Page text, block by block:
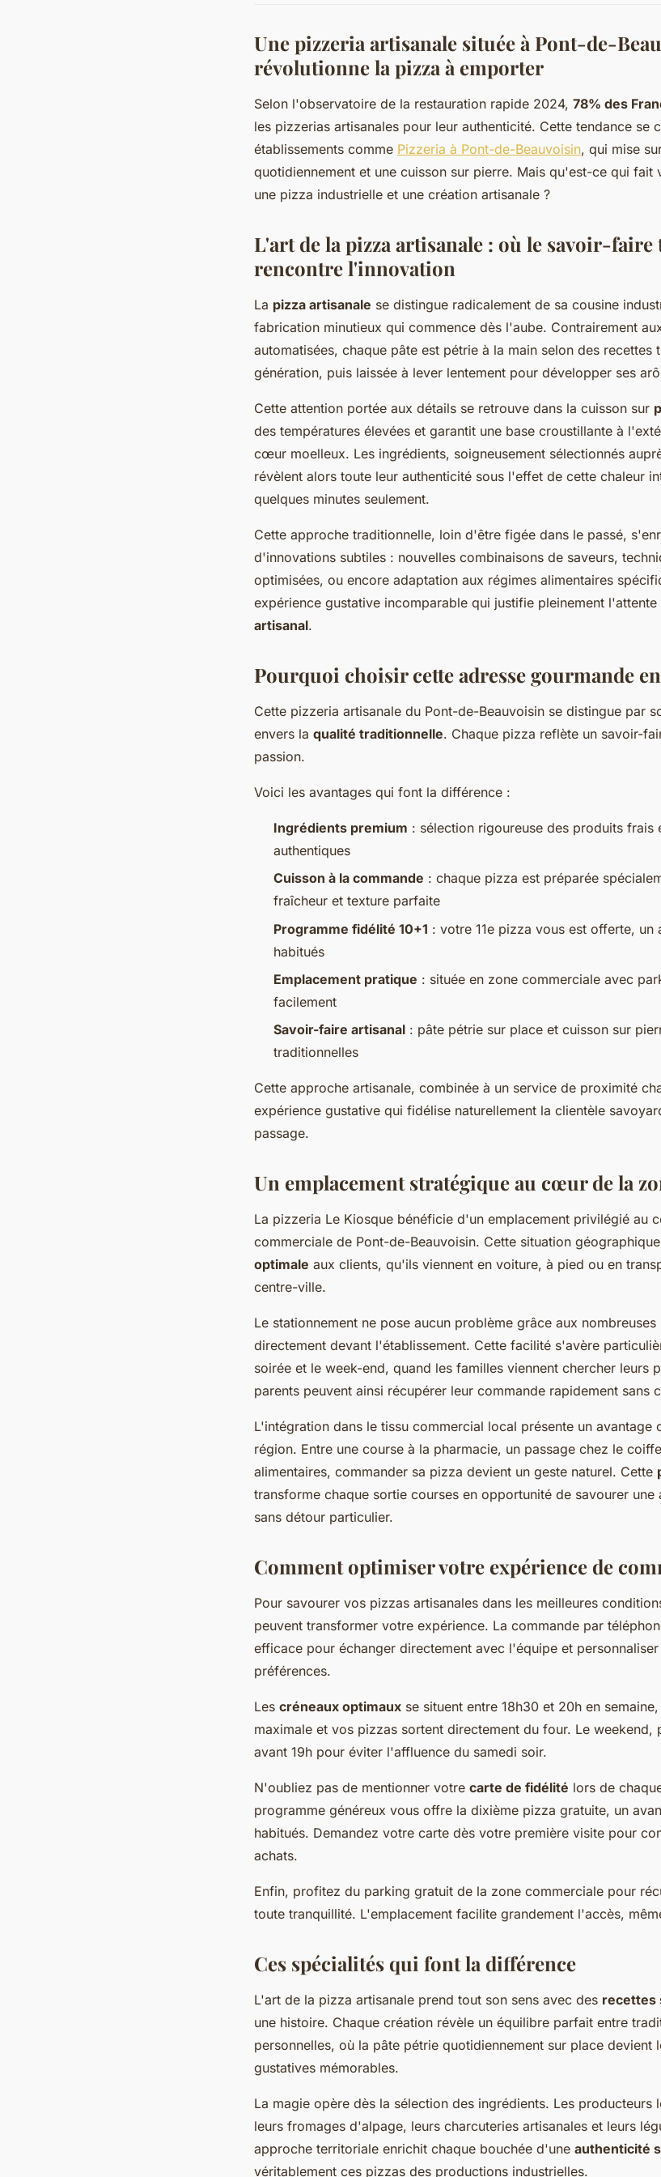
Une pizzeria artisanale située à Pont-de-
révolutionne la pizza à emporter
Selon l'observatoire de la restauration rapide 2024, 78% des
les pizzerias artisanales pour leur authenticité. Cette tendance se
établissements comme Pizzeria à Pont-de-Beauvoisin, qui mise
quotidiennement et une cuisson sur pierre. Mais qu'est-ce qui fait
une pizza industrielle et une création artisanale ?
L'art de la pizza artisanale : où le savoir-
rencontre l'innovation
La pizza artisanale se distingue radicalement de sa cousine
fabrication minutieux qui commence dès l'aube. Contrairement
automatisées, chaque pâte est pétrie à la main selon des recettes
génération, puis laissée à lever lentement pour développer ses
Cette attention portée aux détails se retrouve dans la cuisson sur
des températures élevées et garantit une base croustillante à
cœur moelleux. Les ingrédients, soigneusement sélectionnés
révèlent alors toute leur authenticité sous l'effet de cette chaleur
quelques minutes seulement.
Cette approche traditionnelle, loin d'être figée dans le passé,
d'innovations subtiles : nouvelles combinaisons de saveurs,
optimisées, ou encore adaptation aux régimes alimentaires
expérience gustative incomparable qui justifie pleinement
artisanal.
Pourquoi choisir cette adresse gourmande
Cette pizzeria artisanale du Pont-de-Beauvoisin se distingue par
envers la qualité traditionnelle. Chaque pizza reflète un savoir-
passion.
Voici les avantages qui font la différence :
Ingrédients premium : sélection rigoureuse des produits frais
authentiques
Cuisson à la commande : chaque pizza est préparée
fraîcheur et texture parfaite
Programme fidélité 10+1 : votre 11e pizza vous est offerte, un
habitués
Emplacement pratique : située en zone commerciale avec
facilement
Savoir-faire artisanal : pâte pétrie sur place et cuisson sur
traditionnelles
Cette approche artisanale, combinée à un service de proximité
expérience gustative qui fidélise naturellement la clientèle
passage.
Un emplacement stratégique au cœur de la
La pizzeria Le Kiosque bénéficie d'un emplacement privilégié au
commerciale de Pont-de-Beauvoisin. Cette situation
optimale aux clients, qu'ils viennent en voiture, à pied ou en
centre-ville.
Le stationnement ne pose aucun problème grâce aux
directement devant l'établissement. Cette facilité s'avère
soirée et le week-end, quand les familles viennent chercher leurs
parents peuvent ainsi récupérer leur commande rapidement sans
L'intégration dans le tissu commercial local présente un avantage
région. Entre une course à la pharmacie, un passage chez le
alimentaires, commander sa pizza devient un geste naturel. Cette
transforme chaque sortie courses en opportunité de savourer une
sans détour particulier.
Comment optimiser votre expérience de
Pour savourer vos pizzas artisanales dans les meilleures
peuvent transformer votre expérience. La commande par
efficace pour échanger directement avec l'équipe et
préférences.
Les créneaux optimaux se situent entre 18h30 et 20h en
maximale et vos pizzas sortent directement du four. Le weekend,
avant 19h pour éviter l'affluence du samedi soir.
N'oubliez pas de mentionner votre carte de fidélité lors de
programme généreux vous offre la dixième pizza gratuite, un
habitués. Demandez votre carte dès votre première visite pour
achats.
Enfin, profitez du parking gratuit de la zone commerciale pour
toute tranquillité. L'emplacement facilite grandement l'accès,
Ces spécialités qui font la différence
L'art de la pizza artisanale prend tout son sens avec des recettes
une histoire. Chaque création révèle un équilibre parfait entre
personnelles, où la pâte pétrie quotidiennement sur place devient
gustatives mémorables.
La magie opère dès la sélection des ingrédients. Les producteurs
leurs fromages d'alpage, leurs charcuteries artisanales et leurs
approche territoriale enrichit chaque bouchée d'une authenticité
véritablement ces pizzas des productions industrielles.